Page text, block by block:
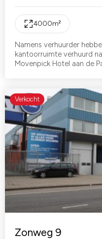
4000m²
Namens verhuurder
kantoorruimte verhuurd
Movenpick Hotel aan de
Verkocht
Zonweg 9